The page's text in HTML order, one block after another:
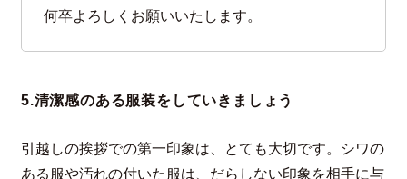
何卒よろしくお願いいたします。
5.清潔感のある服装をしていきましょう
引越しの挨拶での第一印象は、とても大切です。シワの
ある服や汚れの付いた服は、だらしない印象を相手に与